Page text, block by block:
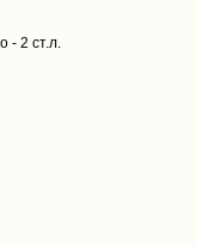
- 2 ст.л.